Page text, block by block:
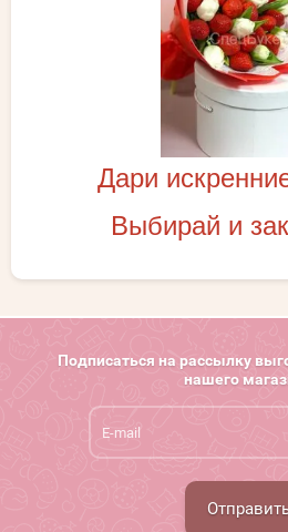
Дари
Выбирай и
Подписаться на рассылку
нашего